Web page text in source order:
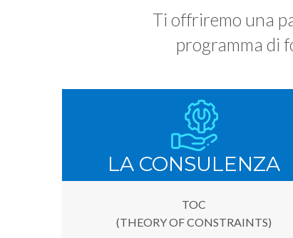
Ti offriremo una
programma di
LA CONSULENZA
TOC
(THEORY OF CONSTRAINTS)